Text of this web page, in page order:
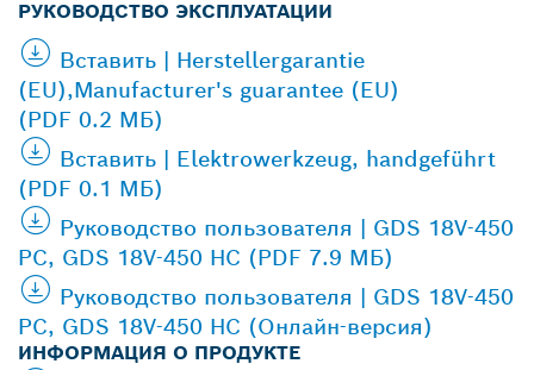
РУКОВОДСТВО ЭКСПЛУАТАЦИИ
Вставить | Herstellergarantie
(EU),Manufacturer's guarantee (EU)
(PDF 0.2 МБ)
Вставить | Elektrowerkzeug, handgeführt
(PDF 0.1 МБ)
Руководство пользователя | GDS 18V-450
PC, GDS 18V-450 HC (PDF 7.9 МБ)
Руководство пользователя | GDS 18V-450
PC, GDS 18V-450 HC (Онлайн-версия)
ИНФОРМАЦИЯ О ПРОДУКТЕ